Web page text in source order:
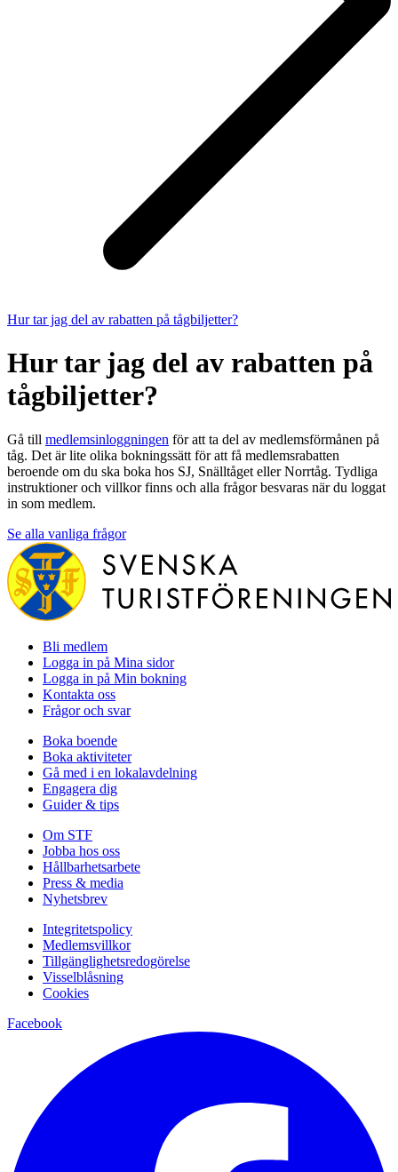
Hur tar jag del av rabatten på tågbiljetter?
Hur tar jag del av rabatten på
tågbiljetter?
Gå till medlemsinloggningen för att ta del av medlemsförmånen på
tåg. Det är lite olika bokningssätt för att få medlemsrabatten
beroende om du ska boka hos SJ, Snälltåget eller Norrtåg. Tydliga
instruktioner och villkor finns och alla frågor besvaras när du loggat
in som medlem.
Se alla vanliga frågor
Bli medlem
Logga in på Mina sidor
Logga in på Min bokning
Kontakta oss
Frågor och svar
Boka boende
Boka aktiviteter
Gå med i en lokalavdelning
Engagera dig
Guider & tips
Om STF
Jobba hos oss
Hållbarhetsarbete
Press & media
Nyhetsbrev
Integritetspolicy
Medlemsvillkor
Tillgänglighetsredogörelse
Visselblåsning
Cookies
Facebook